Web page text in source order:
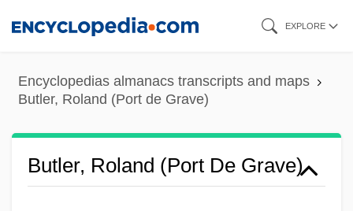
content
EXPLORE
Encyclopedias almanacs transcripts and maps
Butler, Roland (Port de Grave)
Butler, Roland (Port De Grave)